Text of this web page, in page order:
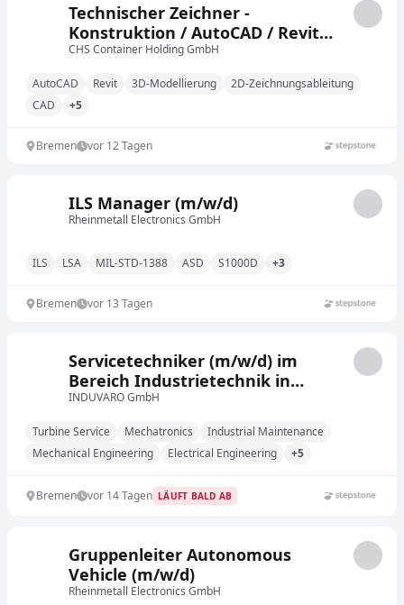
Technischer Zeichner -
Konstruktion / AutoCAD / Revit
(m/w/d)
CHS Container Holding GmbH
AutoCAD Revit 3D-Modellierung
2D-Zeichnungsableitung
CAD
+5
Bremen vor 12 Tagen
ILS Manager (m/w/d)
Rheinmetall Electronics GmbH
ILS LSA MIL-STD-1388 ASD S1000D +3
Bremen vor 13 Tagen
Servicetechniker (m/w/d) im
Bereich Industrietechnik in
Bremen
INDUVARO GmbH
Turbine Service Mechatronics
Industrial Maintenance
Mechanical Engineering
Electrical Engineering +5
Bremen vor 14 Tagen LÄUFT BALD AB
Gruppenleiter Autonomous
Vehicle (m/w/d)
Rheinmetall Electronics GmbH